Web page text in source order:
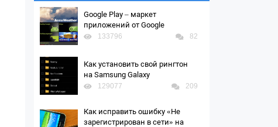
Google Play – маркет
приложений от Google
133796 82
Как установить свой рингтон
на Samsung Galaxy
129077 209
Как исправить ошибку «Не
зарегистрирован в сети» на